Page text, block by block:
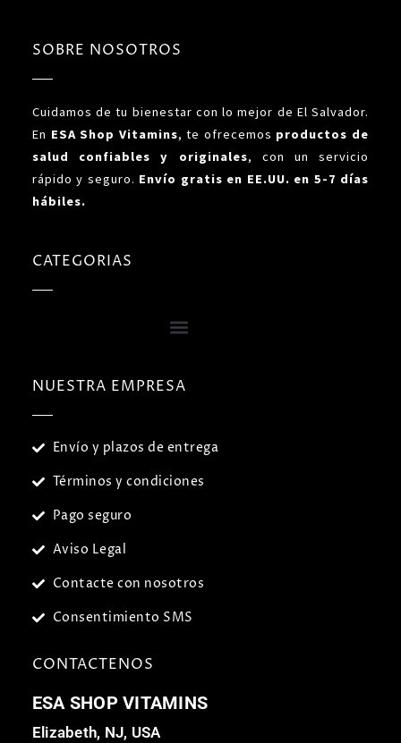
SOBRE NOSOTROS
Cuidamos de tu bienestar con lo mejor de El Salvador.
En ESA Shop Vitamins, te ofrecemos productos de
salud confiables y originales, con un servicio
rápido y seguro. Envío gratis en EE.UU. en 5-7 días
hábiles.
CATEGORIAS
NUESTRA EMPRESA
Envío y plazos de entrega
Términos y condiciones
Pago seguro
Aviso Legal
Contacte con nosotros
Consentimiento SMS
CONTACTENOS
ESA SHOP VITAMINS
Elizabeth, NJ, USA